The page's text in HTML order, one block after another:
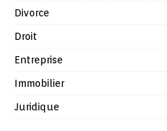
Divorce
Droit
Entreprise
Immobilier
Juridique